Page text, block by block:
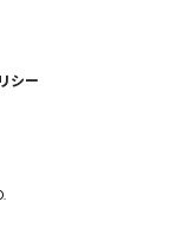
シー